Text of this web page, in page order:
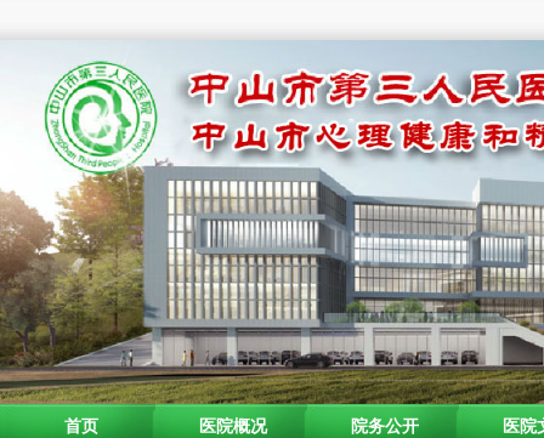
首页 医院概况 院务公开 医院